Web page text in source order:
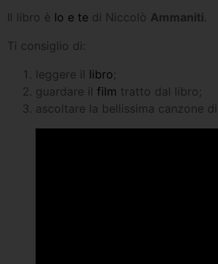
Il libro è Io e te di Niccolò Ammaniti.
Ti consiglio di:
leggere il libro;
guardare il film tratto dal libro;
ascoltare la bellissima canzone di